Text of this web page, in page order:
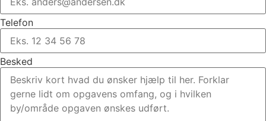
Telefon
Besked